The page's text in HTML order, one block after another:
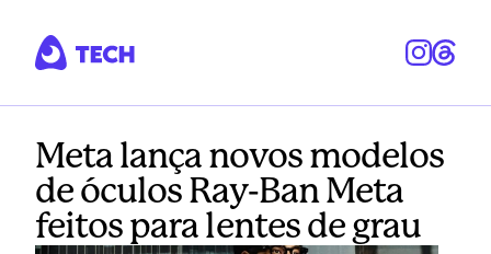
Meta lança novos modelos
de óculos Ray-Ban Meta
feitos para lentes de grau